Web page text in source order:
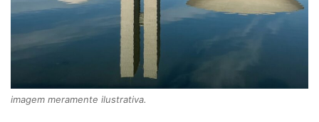
imagem meramente ilustrativa.